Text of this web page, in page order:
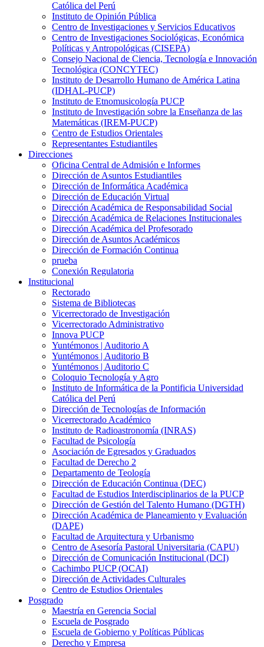
Católica del Perú
Instituto de Opinión Pública
Centro de Investigaciones y Servicios Educativos
Centro de Investigaciones Sociológicas, Económica
Políticas y Antropológicas (CISEPA)
Consejo Nacional de Ciencia, Tecnología e Innovación
Tecnológica (CONCYTEC)
Instituto de Desarrollo Humano de América Latina
(IDHAL-PUCP)
Instituto de Etnomusicología PUCP
Instituto de Investigación sobre la Enseñanza de las
Matemáticas (IREM-PUCP)
Centro de Estudios Orientales
Representantes Estudiantiles
Direcciones
Oficina Central de Admisión e Informes
Dirección de Asuntos Estudiantiles
Dirección de Informática Académica
Dirección de Educación Virtual
Dirección Académica de Responsabilidad Social
Dirección Académica de Relaciones Institucionales
Dirección Académica del Profesorado
Dirección de Asuntos Académicos
Dirección de Formación Continua
prueba
Conexión Regulatoria
Institucional
Rectorado
Sistema de Bibliotecas
Vicerrectorado de Investigación
Vicerrectorado Administrativo
Innova PUCP
Yuntémonos | Auditorio A
Yuntémonos | Auditorio B
Yuntémonos | Auditorio C
Coloquio Tecnología y Agro
Instituto de Informática de la Pontificia Universidad
Católica del Perú
Dirección de Tecnologías de Información
Vicerrectorado Académico
Instituto de Radioastronomía (INRAS)
Facultad de Psicología
Asociación de Egresados y Graduados
Facultad de Derecho 2
Departamento de Teología
Dirección de Educación Continua (DEC)
Facultad de Estudios Interdisciplinarios de la PUCP
Dirección de Gestión del Talento Humano (DGTH)
Dirección Académica de Planeamiento y Evaluación
(DAPE)
Facultad de Arquitectura y Urbanismo
Centro de Asesoría Pastoral Universitaria (CAPU)
Dirección de Comunicación Institucional (DCI)
Cachimbo PUCP (OCAI)
Dirección de Actividades Culturales
Centro de Estudios Orientales
Posgrado
Maestría en Gerencia Social
Escuela de Posgrado
Escuela de Gobierno y Políticas Públicas
Derecho y Empresa